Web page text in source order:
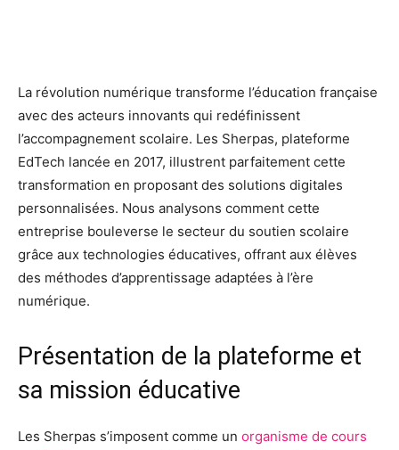
La révolution numérique transforme l’éducation française
avec des acteurs innovants qui redéfinissent
l’accompagnement scolaire. Les Sherpas, plateforme
EdTech lancée en 2017, illustrent parfaitement cette
transformation en proposant des solutions digitales
personnalisées. Nous analysons comment cette
entreprise bouleverse le secteur du soutien scolaire
grâce aux technologies éducatives, offrant aux élèves
des méthodes d’apprentissage adaptées à l’ère
numérique.
Présentation de la plateforme et
sa mission éducative
Les Sherpas s’imposent comme un organisme de cours